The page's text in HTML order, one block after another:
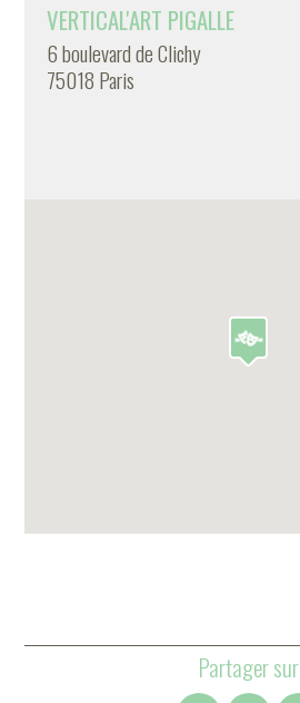
VERTICAL'ART PIGALLE
6 boulevard de Clichy
75018 Paris
Partager sur